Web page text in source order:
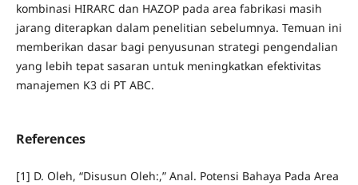
kombinasi HIRARC dan HAZOP pada area fabrikasi masih
jarang diterapkan dalam penelitian sebelumnya. Temuan ini
memberikan dasar bagi penyusunan strategi pengendalian
yang lebih tepat sasaran untuk meningkatkan efektivitas
manajemen K3 di PT ABC.
References
[1] D. Oleh, “Disusun Oleh:,” Anal. Potensi Bahaya Pada Area